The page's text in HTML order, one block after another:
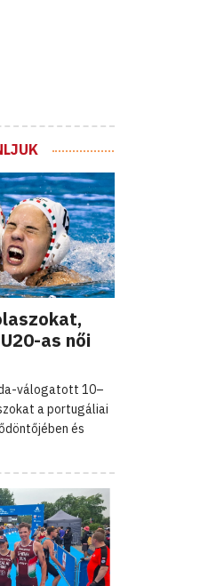
as női
válogatott 10–
a portugáliai
és